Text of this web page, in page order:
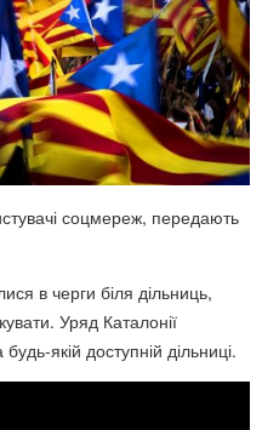
соцмереж, передають
в черги біля дільниць,
Уряд Каталонії
якій доступній дільниці.